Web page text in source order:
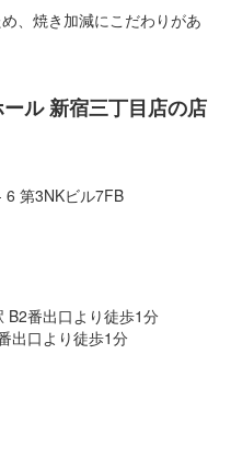
、焼き加減にこだわりがあ
ル 新宿三丁目店の店
6 第3NKビル7FB
B2番出口より徒歩1分
出口より徒歩1分